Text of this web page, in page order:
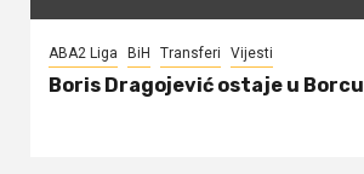
ABA2 Liga BiH Transferi Vijesti
Boris Dragojević ostaje u Borcu